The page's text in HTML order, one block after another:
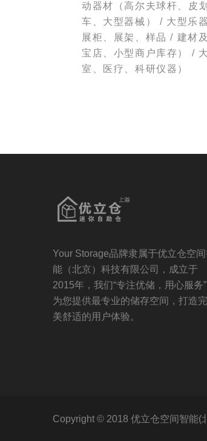
动器材（高尔夫球杆、皮
车、大型器械） / 大型乐
展柜、展架、样品 / 建材
宝店、小型商户库存） /
室、医疗、科研仪器）
Your Storage品牌隶属于优立仓空间
能（北京）科技有限公司，成立于
2015年，我们“专注优储，用心服务”
为您提供最专业的储存空间，打造完
美舒适的用户体验。
Copyright © 2018 优立仓空间智能(